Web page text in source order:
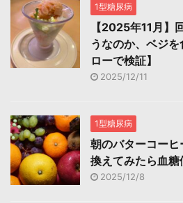
1型糖尿病
【2025年11月】
うなのか、ベジ
ローで検証】
2025/12/11
1型糖尿病
朝のバターコー
換えてみたら血
2025/12/8